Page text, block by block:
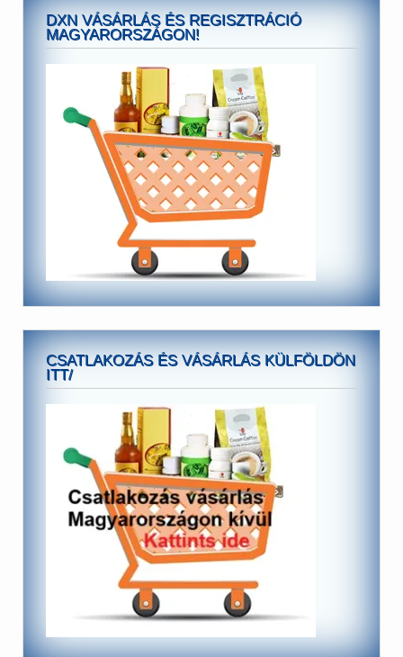
DXN VÁSÁRLÁS ÉS REGISZTRÁCIÓ
MAGYARORSZÁGON!
CSATLAKOZÁS ÉS VÁSÁRLÁS KÜLFÖLDÖN
ITT/